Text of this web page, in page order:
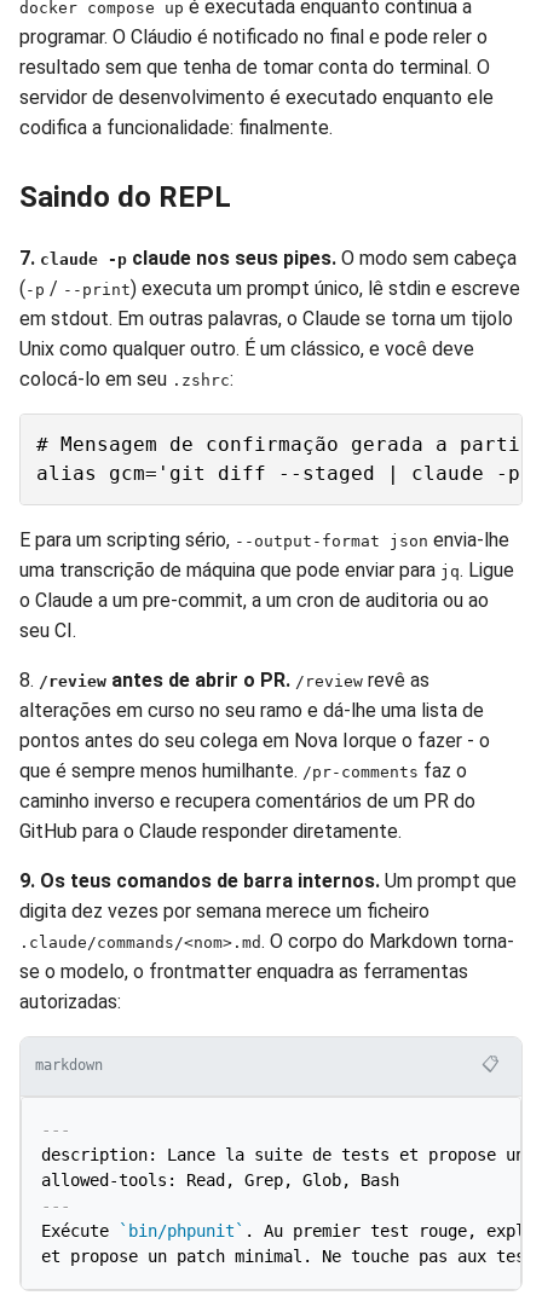
docker compose up é executada enquanto continua a
programar. O Cláudio é notificado no final e pode reler o
resultado sem que tenha de tomar conta do terminal. O
servidor de desenvolvimento é executado enquanto ele
codifica a funcionalidade: finalmente.
Saindo do REPL
7. claude -p claude nos seus pipes. O modo sem cabeça
(-p / --print) executa um prompt único, lê stdin e escreve
em stdout. Em outras palavras, o Claude se torna um tijolo
Unix como qualquer outro. É um clássico, e você deve
colocá-lo em seu .zshrc:
# Mensagem de confirmação gerada a
E para um scripting sério, --output-format json envia-lhe
uma transcrição de máquina que pode enviar para jq. Ligue
o Claude a um pre-commit, a um cron de auditoria ou ao
seu CI.
8. /review antes de abrir o PR. /review revê as
alterações em curso no seu ramo e dá-lhe uma lista de
pontos antes do seu colega em Nova Iorque o fazer - o
que é sempre menos humilhante. /pr-comments faz o
caminho inverso e recupera comentários de um PR do
GitHub para o Claude responder diretamente.
9. Os teus comandos de barra internos. Um prompt que
digita dez vezes por semana merece um ficheiro
.claude/commands/<nom>.md . O corpo do Markdown torna-
se o modelo, o frontmatter enquadra as ferramentas
autorizadas:
markdown 📋
---
description: Lance la suite de tests et propose un
allowed-tools: Read, Grep, Glob, Bash
---
Exécute
`bin/phpunit` . Au premier test rouge,